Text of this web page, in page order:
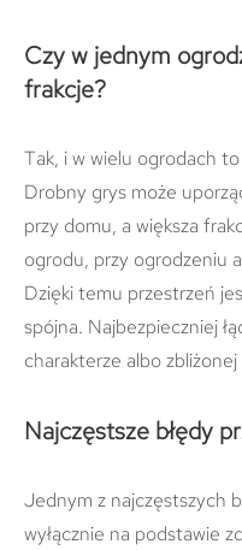
Czy w jednym
frakcje?
Tak, i w wielu ogrodach
Drobny grys może
przy domu, a większa
ogrodu, przy ogrodzeniu
Dzięki temu przestrzeń
spójna. Najbezpieczniej
charakterze albo
Najczęstsze błędy
Jednym z najczęstszych
wyłącznie na podstawie